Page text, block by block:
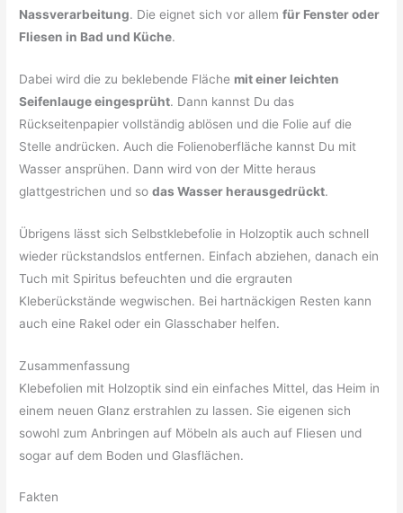
Nassverarbeitung. Die eignet sich vor allemfür Fenster oder
Fliesen in Bad und Küche.
Dabei wird die zu beklebende Fläche mit einer leichten
Seifenlauge eingesprüht. Dann kannst Du das
Rückseitenpapier vollständig ablösen und die Folie auf die
Stelle andrücken. Auch die Folienoberfläche kannst Du mit
Wasser ansprühen. Dann wird von der Mitte heraus
glattgestrichen und sodas Wasser herausgedrückt.
Übrigens lässt sich Selbstklebefolie in Holzoptik auch schnell
wieder rückstandslos entfernen. Einfach abziehen, danach ein
Tuch mit Spiritus befeuchten und die ergrauten
Kleberückstände wegwischen. Bei hartnäckigen Resten kann
auch eine Rakel oder ein Glasschaber helfen.
Zusammenfassung
Klebefolien mit Holzoptik sind ein einfaches Mittel, das Heim in
einem neuen Glanz erstrahlen zu lassen. Sie eigenen sich
sowohl zum Anbringen auf Möbeln als auch auf Fliesen und
sogar auf dem Boden und Glasflächen.
Fakten